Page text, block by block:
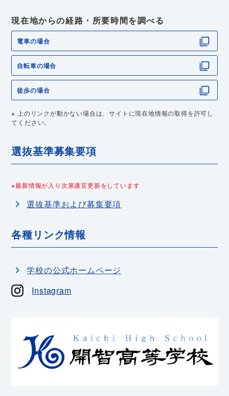
現在地からの経路・所要時間を調べる
電車の場合
自転車の場合
徒歩の場合
※ 上のリンクが動かない場合は、サイトに現在地情報の取得を許可し
てください。
選抜基準募集要項
※最新情報が入り次第適宜更新をしています
選抜基準および募集要項
各種リンク情報
学校の公式ホームページ
Instagram